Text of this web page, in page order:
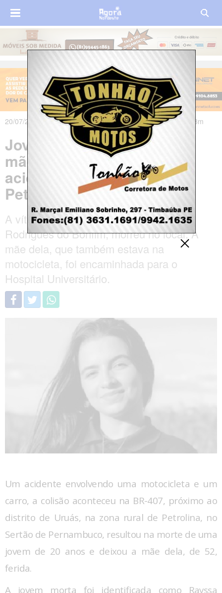
20/07/2025 às 14h01m - Atualizado em 23/07/2025 às 19h13m
Jovem de 20 anos morre e
mãe fica ferida em grave
acidente na BR-407, em
Petrolina
A vítima, identificada como Rayssa
Rodrigues do Bonfim, morreu no local. A
mãe dela, que também estava na
motocicleta, foi encaminhada para o
Hospital Universitário.
Um acidente envolvendo uma motocicleta e um
carro, a colisão aconteceu na BR-407, próximo ao
distrito de Uruás, na zona rural de Petrolina, no
Sertão de Pernambuco, resultou na morte de uma
jovem de 20 anos e deixou a mãe dela, de 52,
ferida.
A jovem morta foi identificada como Rayssa